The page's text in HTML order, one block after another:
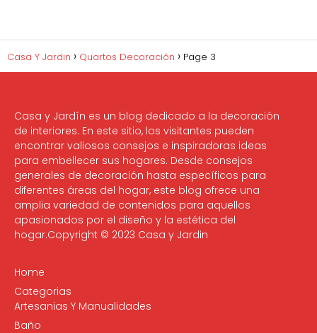
Casa Y Jardin Quartos Decoración Page 3
Casa y Jardín es un blog dedicado a la decoración
de interiores. En este sitio, los visitantes pueden
encontrar valiosos consejos e inspiradoras ideas
para embellecer sus hogares. Desde consejos
generales de decoración hasta específicos para
diferentes áreas del hogar, este blog ofrece una
amplia variedad de contenidos para aquellos
apasionados por el diseño y la estética del
hogar.Copyright © 2023 Casa y Jardin
Home
Categorias
Artesanias Y Manualidades
Baño